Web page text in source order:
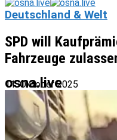
osna.live
Deutschland & Welt
SPD will
Fahrzeuge
11. Oktober 2025